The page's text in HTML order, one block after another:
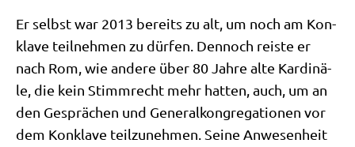
Er selbst war 2013 bereits zu alt, um noch am Kon­
kla­ve teil­neh­men zu dür­fen. Den­noch rei­ste er
nach Rom, wie ande­re über 80 Jah­re alte Kar­di­nä­
le, die kein Stimm­recht mehr hat­ten, auch, um an
den Gesprä­chen und Gene­ral­kon­gre­ga­tio­nen vor
dem Kon­kla­ve teil­zu­neh­men. Sei­ne Anwe­sen­heit